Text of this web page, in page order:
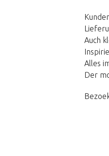
Auch
Alles
Der